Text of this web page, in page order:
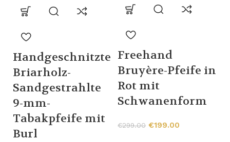
Handgeschnitzte
Briarholz-
Sandgestrahlte
9-mm-
Tabakpfeife mit
Burl
Freehand
Bruyère-Pfeife in
Rot mit
Schwanenform
€299.00 €199.00